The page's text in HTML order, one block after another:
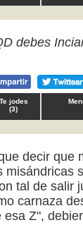
debes
Te jodes
(3)
decir que
misándricas
tal de salir
carnaza
esa Z",